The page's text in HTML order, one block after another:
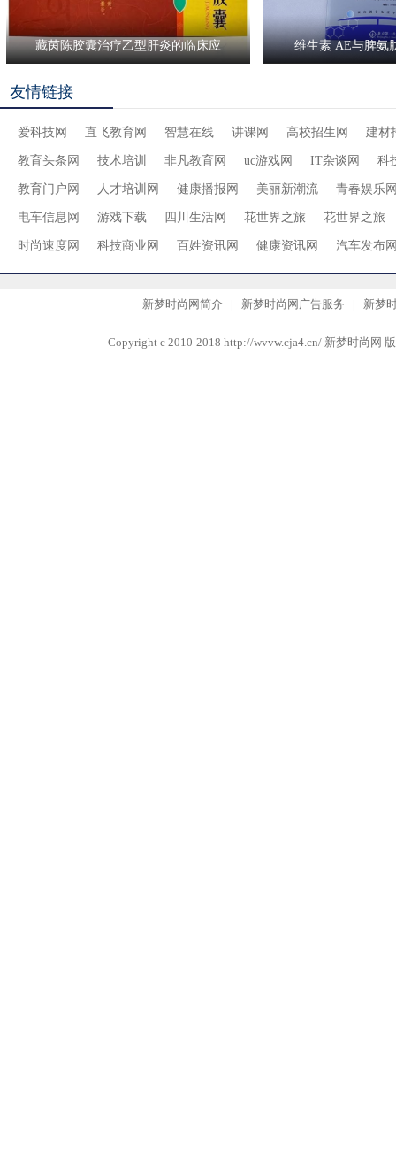
藏茵陈胶囊治疗乙型肝炎的临床应 维生素 AE与脾氨
友情链接
爱科技网 直飞教育网 智慧在线 讲课网 高校招生网 建材
教育头条网 技术培训 非凡教育网 uc游戏网 IT杂谈网 科
教育门户网 人才培训网 健康播报网 美丽新潮流 青春娱乐
电车信息网 游戏下载 四川生活网 花世界之旅 花世界之旅
时尚速度网 科技商业网 百姓资讯网 健康资讯网 汽车发布
新梦时尚网简介 | 新梦时尚网广告服务 | 新梦
Copyright c 2010-2018 http://wvvw.cja4.cn/ 新梦时尚网